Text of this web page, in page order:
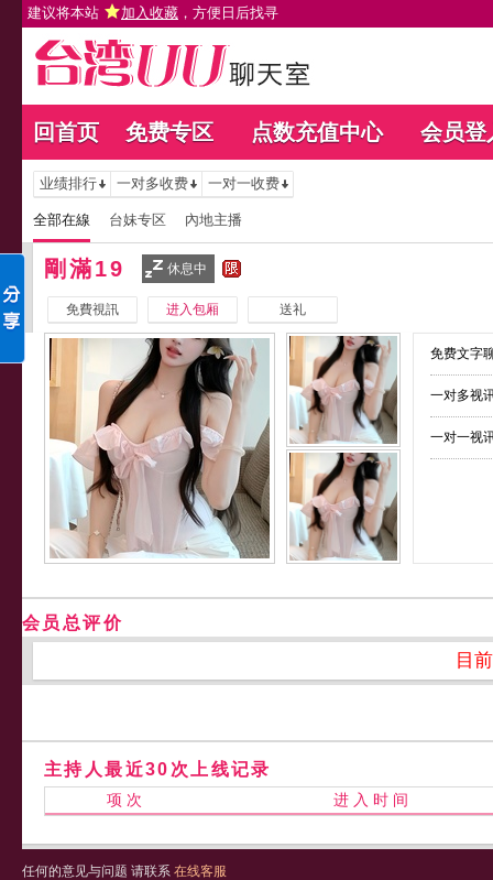
建议将本站 加入收藏 ，方便日后找寻
回首页 免费专区 点数充值中心 会员登
业绩排行 一对多收费 一对一收费
全部在線 台妹专区 內地主播
剛滿19 休息中
免費視訊 进入包厢 送礼
免费文字
一对多视
一对一视
会员总评价
目
主持人最近30次上线记录
项 次 进 入 时 间
任何的意见与问题 请联系 在线客服